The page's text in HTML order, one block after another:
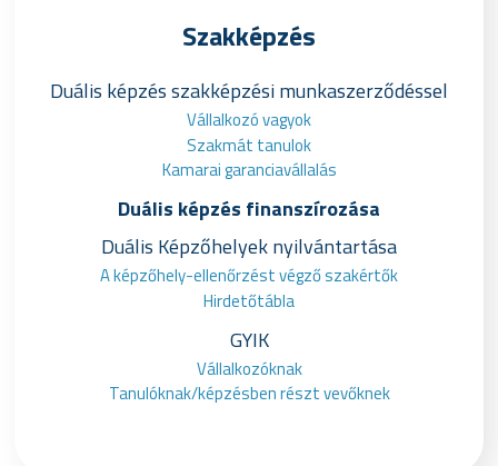
Szakképzés
Duális képzés szakképzési munkaszerződéssel
Vállalkozó vagyok
Szakmát tanulok
Kamarai garanciavállalás
Duális képzés finanszírozása
Duális Képzőhelyek nyilvántartása
A képzőhely-ellenőrzést végző szakértők
Hirdetőtábla
GYIK
Vállalkozóknak
Tanulóknak/képzésben részt vevőknek